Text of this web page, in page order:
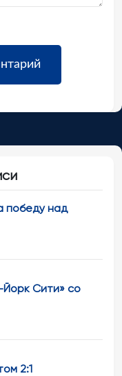
победу над
Сити» со
2:1